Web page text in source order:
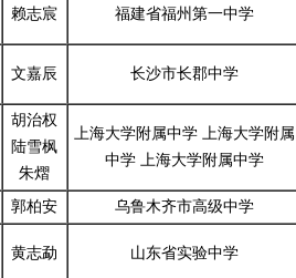
赖志宸 福建省福州第一中学
文嘉辰 长沙市长郡中学
胡治权
陆雪枫
朱熠
上海大学附属中学 上海大学附属
中学 上海大学附属中学
郭柏安 乌鲁木齐市高级中学
黄志勐 山东省实验中学